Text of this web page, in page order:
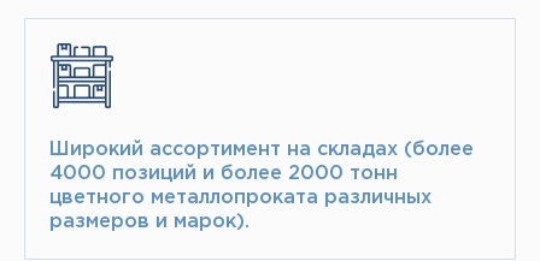
Широкий ассортимент на складах (более
4000 позиций и более 2000 тонн​
цветного металлопроката различных
размеров и марок).